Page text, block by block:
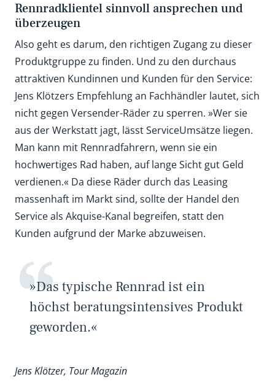
Rennradklientel sinnvoll ansprechen und
überzeugen
Also geht es darum, den richtigen Zugang zu dieser
Produktgruppe zu finden. Und zu den durchaus
attraktiven Kundinnen und Kunden für den Service:
Jens Klötzers Empfehlung an Fachhändler lautet, sich
nicht gegen Versender-Räder zu sperren. »Wer sie
aus der Werkstatt jagt, lässt ServiceUmsätze liegen.
Man kann mit Rennradfahrern, wenn sie ein
hochwertiges Rad haben, auf lange Sicht gut Geld
verdienen.« Da diese Räder durch das Leasing
massenhaft im Markt sind, sollte der Handel den
Service als Akquise-Kanal begreifen, statt den
Kunden aufgrund der Marke abzuweisen.
»Das typische Rennrad ist ein
höchst beratungsintensives Produkt
geworden.«
Jens Klötzer, Tour Magazin